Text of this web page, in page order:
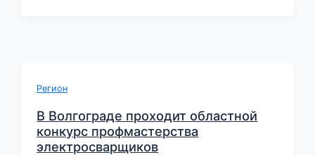
Регион
В Волгограде проходит областной
конкурс профмастерства
электросварщиков